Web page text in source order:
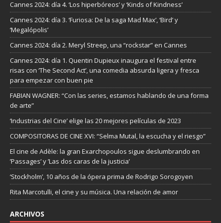
Cannes 2024: día 4. ‘Los hiperbóreos’ y ‘Kinds of Kindness’
Cannes 2024: día 3. ‘Furiosa: De la saga Mad Max’, ‘Bird’ y
‘Megalópolis’
Cannes 2024: día 2. Meryl Streep, una “rockstar” en Cannes
Cannes 2024: día 1. Quentin Dupieux inaugura el festival entre
risas con ‘The Second Act’, una comedia absurda ligera y fresca
para empezar con buen pie
FABIAN WAGNER: “Con las series, estamos hablando de una forma
de arte”
‘Industrias del Cine’ elige las 20 mejores películas de 2023
COMPOSITORAS DE CINE XVI: “Selma Mutal, la escucha y el riesgo”
El cine de Adèle: la gran Exarchopoulos sigue deslumbrando en
’Passages’ y ’Las dos caras de la justicia’
‘Stockholm’, 10 años de la ópera prima de Rodrigo Sorogoyen
Rita Marcotulli, el cine y su música. Una relación de amor
ARCHIVOS